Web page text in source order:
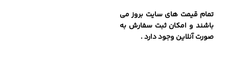
تمام قیمت های سایت بروز می
باشند و امکان ثبت سفارش به
صورت آنلاین وجود دارد .